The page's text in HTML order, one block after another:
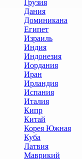
Грузия
Дания
Доминикана
Египет
Израиль
Индия
Индонезия
Иордания
Иран
Ирландия
Испания
Италия
Кипр
Китай
Корея Южная
Куба
Латвия
Маврикий